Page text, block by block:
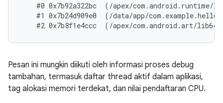
#0 0x7b92a322bc  (/apex/com.android.runtime/
#1 0x7b24d909e0  (/data/app/
Pesan ini mungkin diikuti oleh informasi proses debug
tambahan, termasuk daftar thread aktif dalam aplikasi,
tag alokasi memori terdekat, dan nilai pendaftaran CPU.